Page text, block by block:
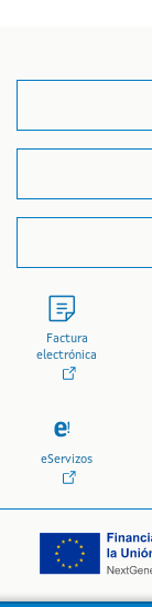
Factura
electrónica
eServizos